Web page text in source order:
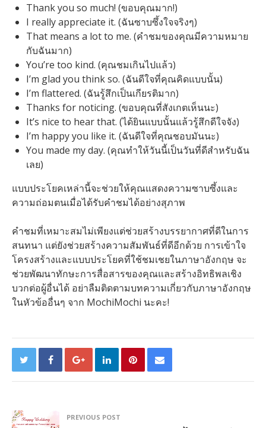
Thank you so much! (ขอบคุณมาก!)
I really appreciate it. (ฉันซาบซึ้งใจจริงๆ)
That means a lot to me. (คำชมของคุณมีความหมาย
กับฉันมาก)
You’re too kind. (คุณชมเกินไปแล้ว)
I’m glad you think so. (ฉันดีใจที่คุณคิดแบบนั้น)
I’m flattered. (ฉันรู้สึกเป็นเกียรติมาก)
Thanks for noticing. (ขอบคุณที่สังเกตเห็นนะ)
It’s nice to hear that. (ได้ยินแบบนั้นแล้วรู้สึกดีใจจัง)
I’m happy you like it. (ฉันดีใจที่คุณชอบมันนะ)
You made my day. (คุณทำให้วันนี้เป็นวันที่ดีสำหรับฉัน
เลย)
แบบประโยคเหล่านี้จะช่วยให้คุณแสดงความซาบซึ้งและ
ความถ่อมตนเมื่อได้รับคำชมได้อย่างสุภาพ
คำชมที่เหมาะสมไม่เพียงแต่ช่วยสร้างบรรยากาศที่ดีในการ
สนทนา แต่ยังช่วยสร้างความสัมพันธ์ที่ดีอีกด้วย การเข้าใจ
โครงสร้างและแบบประโยคที่ใช้ชมเชยในภาษาอังกฤษ จะ
ช่วยพัฒนาทักษะการสื่อสารของคุณและสร้างอิทธิพลเชิง
บวกต่อผู้อื่นได้ อย่าลืมติดตามบทความเกี่ยวกับภาษาอังกฤษ
ในหัวข้ออื่นๆ จาก MochiMochi นะคะ!
PREVIOUS POST